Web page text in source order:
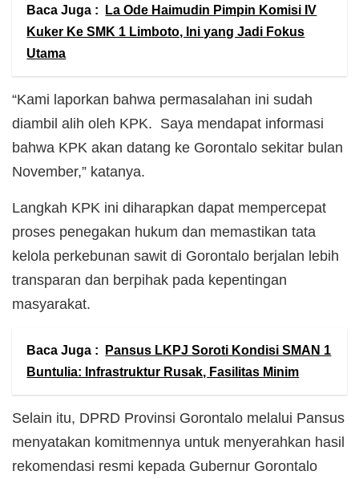
Baca Juga :
La Ode Haimudin Pimpin Komisi IV
Kuker Ke SMK 1 Limboto, Ini yang Jadi Fokus
Utama
“Kami laporkan bahwa permasalahan ini sudah
diambil alih oleh KPK. Saya mendapat informasi
bahwa KPK akan datang ke Gorontalo sekitar bulan
November,” katanya.
Langkah KPK ini diharapkan dapat mempercepat
proses penegakan hukum dan memastikan tata
kelola perkebunan sawit di Gorontalo berjalan lebih
transparan dan berpihak pada kepentingan
masyarakat.
Baca Juga :
Pansus LKPJ Soroti Kondisi SMAN 1
Buntulia: Infrastruktur Rusak, Fasilitas Minim
Selain itu, DPRD Provinsi Gorontalo melalui Pansus
menyatakan komitmennya untuk menyerahkan hasil
rekomendasi resmi kepada Gubernur Gorontalo